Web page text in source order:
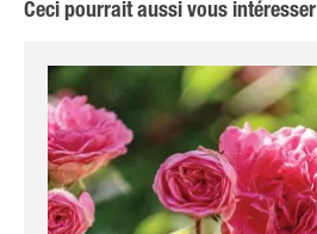
Ceci pourrait aussi vous intéresser